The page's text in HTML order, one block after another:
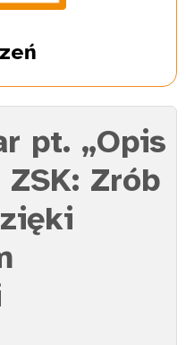
pt. „Opis
Zrób